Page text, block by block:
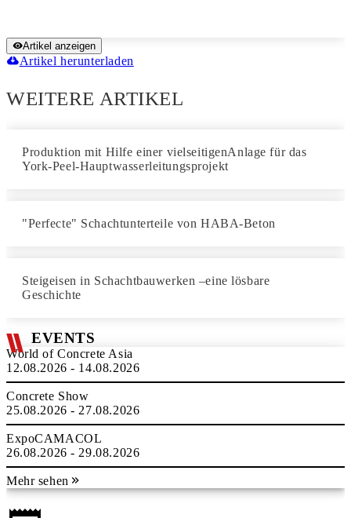
Artikel anzeigen
Artikel herunterladen
WEITERE ARTIKEL
Produktion mit Hilfe einer vielseitigenAnlage für das
York-Peel-Hauptwasserleitungsprojekt
"Perfecte" Schachtunterteile von HABA-Beton
Steigeisen in Schachtbauwerken –eine lösbare
Geschichte
EVENTS
World of Concrete Asia
12.08.2026 - 14.08.2026
Concrete Show
25.08.2026 - 27.08.2026
ExpoCAMACOL
26.08.2026 - 29.08.2026
Mehr sehen